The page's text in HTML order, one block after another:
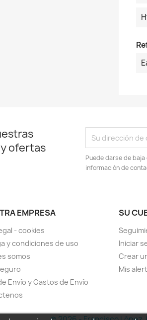
ofertas
Puede darse de
información de
EMPRESA
- cookies
y condiciones de uso
somos
Envío y Gastos de Envío
SU
Iniciar
Crear
Mis